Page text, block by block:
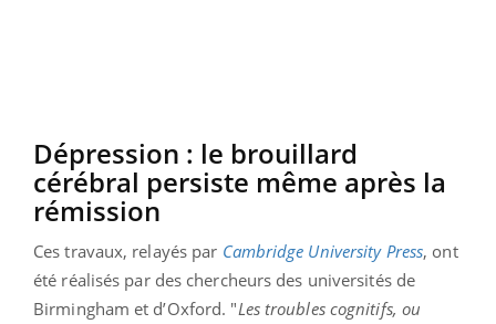
Dépression : le brouillard
cérébral persiste même après la
rémission
Ces travaux, relayés par Cambridge University Press, ont
été réalisés par des chercheurs des universités de
Birmingham et d’Oxford. "Les troubles cognitifs, ou